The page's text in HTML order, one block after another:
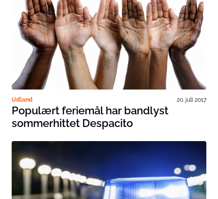
Udland 20. juli 2017
Populært feriemål har bandlyst
sommerhittet Despacito